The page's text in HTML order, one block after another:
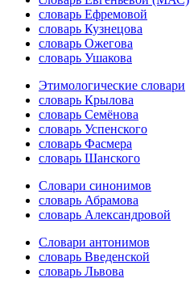
словарь Ефремовой
словарь Кузнецова
словарь Ожегова
словарь Ушакова
Этимологические словари
словарь Крылова
словарь Семёнова
словарь Успенского
словарь Фасмера
словарь Шанского
Словари синонимов
словарь Абрамова
словарь Александровой
Словари антонимов
словарь Введенской
словарь Львова